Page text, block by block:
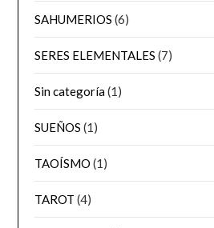
SAHUMERIOS (6)
SERES ELEMENTALES (7)
Sin categoría(1)
SUEÑOS (1)
TAOÍSMO (1)
TAROT (4)